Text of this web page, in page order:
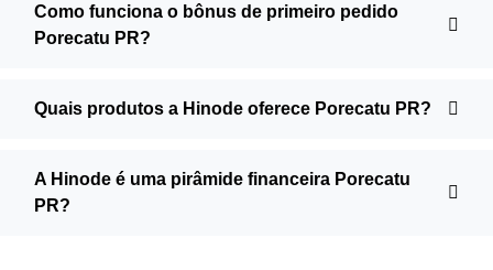
Como funciona o bônus de primeiro pedido
Porecatu PR?
Quais produtos a Hinode oferece Porecatu PR?
A Hinode é uma pirâmide financeira Porecatu
PR?